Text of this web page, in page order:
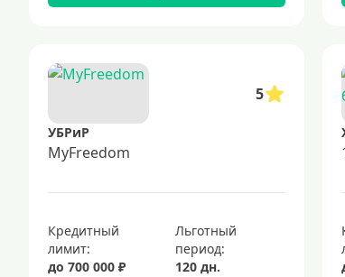
5
УБРиР
MyFreedom
Кредитный
лимит:
до 700 000 ₽
Льготный
период:
120 дн.